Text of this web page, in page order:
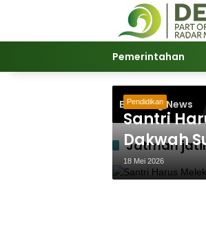
Pemerintahan
Breaking News
Jatman
Pendidikan
Santri
Dakwah
18 Mei 2026